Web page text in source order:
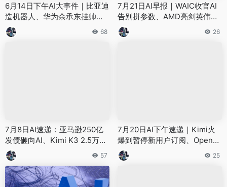
6月14日下午AI大事件｜比亚迪
造机器人、华为余承东挂帅盘
古、MiniMax暴跌65%、Kimi
K2.7 Code开源
68
7月21日AI早报｜WAIC收官AI
告别拼参数、AMD亮剑英伟
达、京东一日投三家机器人、N
etflix豪掷5.87亿买AI电影公司
26
7月8日AI速递：亚马逊250亿
发债砸向AI、Kimi K3 2.5万亿
参数登场、全球首例AI勒索攻
击曝光
57
7月20日AI下午速递｜Kimi火
爆到暂停新用户订阅、OpenAI
主管急眼建议无证据打压中国
模型、图灵奖得主警告AI学会
25